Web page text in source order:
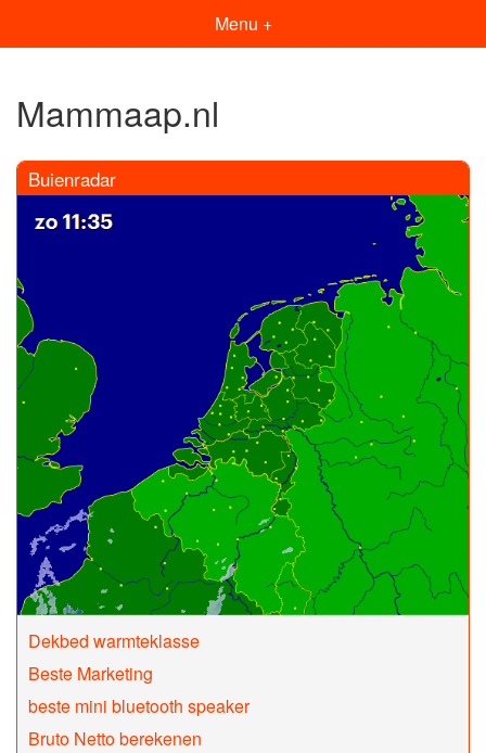
Menu +
Mammaap.nl
Buienradar
Dekbed warmteklasse
Beste Marketing
beste mini bluetooth speaker
Bruto Netto berekenen